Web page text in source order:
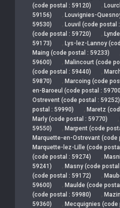
(code postal : 59120)
,
59156)
, Louvignies-
59530)
, Louvil (code postal
(code postal : 59720)
,
59173)
, Lys-lez-Lannoy
Maing (code postal : 59233)
59600)
, Malincourt (code
(code postal : 59440)
,
59870)
, Marcoing (code
en-Baroeul (code postal :
Ostrevent (code postal : 59252)
postal : 59990)
, Maretz
Marly (code postal : 59770) ,
59550)
, Marpent (code
Marquette-en-Ostrevant (code
Marquette-lez-Lille (code
(code postal : 59274)
,
59241)
, Masny (code postal
(code postal : 59172)
,
59600)
, Maulde (code
(code postal : 59980)
,
59360)
, Mecquignies (code